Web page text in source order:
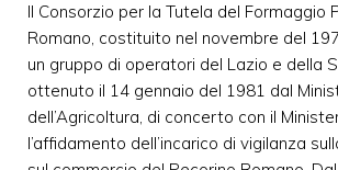
Il Consorzio per la Tutela del Formaggio
Romano, costituito nel novembre del
un gruppo di operatori del Lazio e della
ottenuto il 14 gennaio del 1981 dal
dell’Agricoltura, di concerto con il
l’affidamento dell’incarico di vigilanza